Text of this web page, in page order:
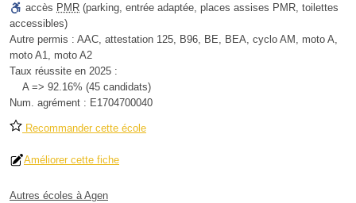
accès PMR (parking, entrée adaptée, places assises PMR, toilettes
accessibles)
Autre permis : AAC, attestation 125, B96, BE, BEA, cyclo AM, moto A,
moto A1, moto A2
Taux réussite en 2025 :
A => 92.16% (45 candidats)
Num. agrément : E1704700040
Recommander cette école
Améliorer cette fiche
Autres écoles à Agen